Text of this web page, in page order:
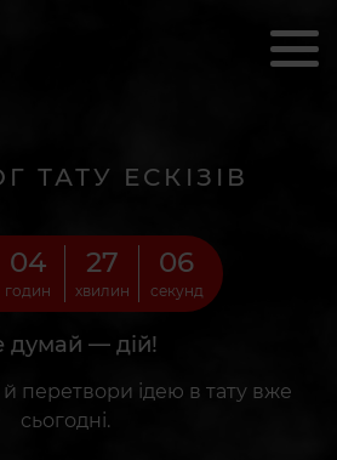
ТАТУ ЕСКІЗІВ
04
годин
27
хвилин
04
секунд
думай — дій!
перетвори ідею в тату вже
сьогодні.